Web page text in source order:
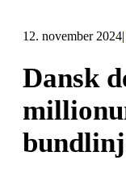
12. november 2024|
Dansk